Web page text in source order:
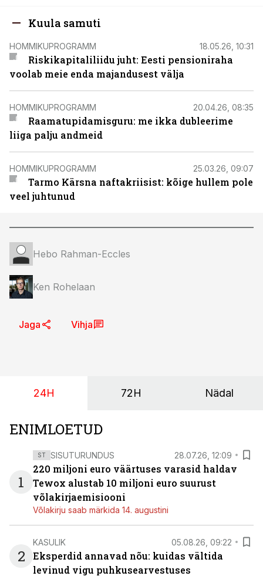
Kuula samuti
HOMMIKUPROGRAMM 18.05.26, 10:31
Riskikapitaliliidu juht: Eesti pensioniraha
voolab meie enda majandusest välja
HOMMIKUPROGRAMM 20.04.26, 08:35
Raamatupidamisguru: me ikka dubleerime
liiga palju andmeid
HOMMIKUPROGRAMM 25.03.26, 09:07
Tarmo Kärsna naftakriisist: kõige hullem pole
veel juhtunud
Hebo Rahman-Eccles
Ken Rohelaan
Jaga Vihja
24H 72H Nädal
ENIMLOETUD
1
ST SISUTURUNDUS 28.07.26, 12:09
220 miljoni euro väärtuses varasid haldav
Tewox alustab 10 miljoni euro suurust
võlakirjaemisiooni
Võlakirju saab märkida 14. augustini
2
KASULIK 05.08.26, 09:22
Eksperdid annavad nõu: kuidas vältida
levinud vigu puhkusearvestuses